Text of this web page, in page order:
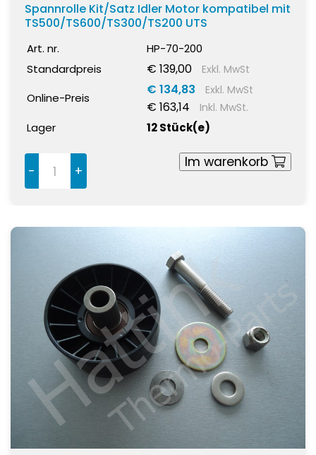
Spannrolle Kit/Satz Idler Motor kompatibel mit
TS500/TS600/TS300/TS200 UTS
Art. nr.
HP-70-200
Standardpreis
€ 139,00 Exkl. MwSt
Online-Preis
€ 134,83 Exkl. MwSt
€ 163,14 Inkl. MwSt.
Lager 12 Stück(e)
- +
Im warenkorb